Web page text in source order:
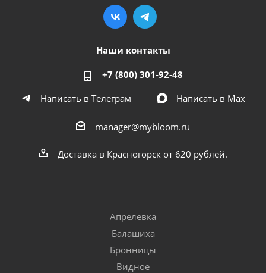
Наши контакты
+7 (800) 301-92-48
Написать в Телеграм
Написать в Мах
manager@mybloom.ru
Доставка в Красногорск от 620 рублей.
Апрелевка
Балашиха
Бронницы
Видное